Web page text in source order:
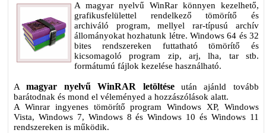
A magyar nyelvű WinRar könnyen kezelhető,
grafikusfelülettel rendelkező tömörítő és
archiváló program, mellyel rar-típusú archív
állományokat hozhatunk létre. Windows 64 és 32
bites rendszereken futtatható tömörítő és
kicsomagoló program zip, arj, lha, tar stb.
formátumú fájlok kezelése használható.
Amagyar nyelvű WinRAR letöltéseután ajánld tovább
barátodnak és mond el véleményed a hozzászólások alatt.
A Winrar ingyenes tömörítő program Windows XP, Windows
Vista, Windows 7, Windows 8 és Windows 10 és Windows 11
rendszereken is működik.